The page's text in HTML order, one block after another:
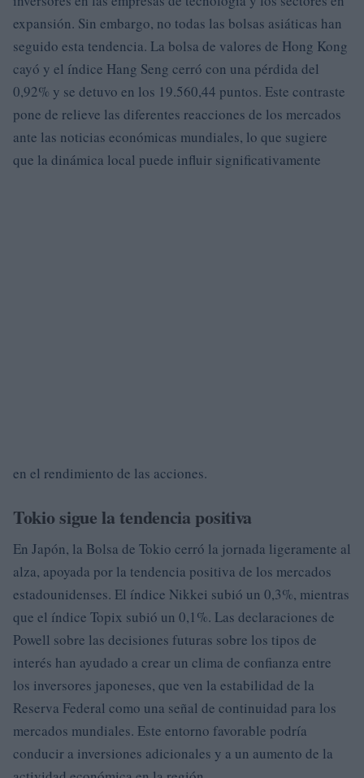
expansión. Sin embargo, no todas las bolsas asiáticas han
seguido esta tendencia. La bolsa de valores de Hong Kong
cayó y el índice Hang Seng cerró con una pérdida del
0,92% y se detuvo en los 19.560,44 puntos. Este contraste
pone de relieve las diferentes reacciones de los mercados
ante las noticias económicas mundiales, lo que sugiere
que la dinámica local puede influir significativamente
en el rendimiento de las acciones.
Tokio sigue la tendencia positiva
En Japón, la Bolsa de Tokio cerró la jornada ligeramente al
alza, apoyada por la tendencia positiva de los mercados
estadounidenses. El índice Nikkei subió un 0,3%, mientras
que el índice Topix subió un 0,1%. Las declaraciones de
Powell sobre las decisiones futuras sobre los tipos de
interés han ayudado a crear un clima de confianza entre
los inversores japoneses, que ven la estabilidad de la
Reserva Federal como una señal de continuidad para los
mercados mundiales. Este entorno favorable podría
conducir a inversiones adicionales y a un aumento de la